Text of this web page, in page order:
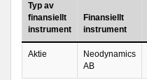
Typ av
finansiellt
instrument
Finansiellt
instrument
Aktie
Neodynamics
AB